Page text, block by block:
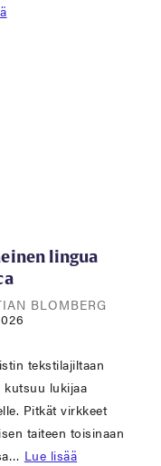
lingua
BLOMBERG
tekstilajiltaan
kutsuu lukijaa
Pitkät virkkeet
taiteen toisinaan
Lue lisää